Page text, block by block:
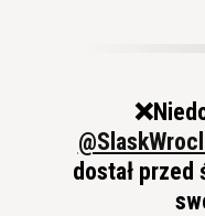
dostał przed